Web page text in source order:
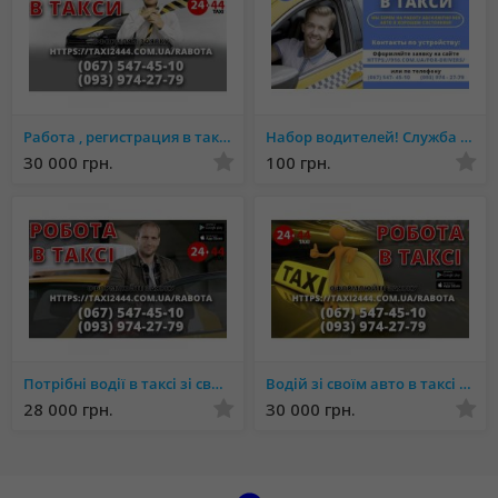
Работа , регистрация в такси водителя со своим авто. Стабильный заработок. Низкий %
30 000 грн.
Набор водителей! Служба ТАКСИ 916 BORT в набирает водителей со своим личным автомобилем.
100 грн.
Потрібні водії в таксі зі своїм авто! Проста реєстрація, технічна підтримка 24/7.
28 000 грн.
Водій зі своїм авто в таксі онлайн реєстрація Велика кількість замовлень
30 000 грн.